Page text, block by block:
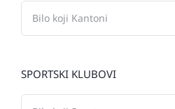
SPORTSKI KLUBOVI